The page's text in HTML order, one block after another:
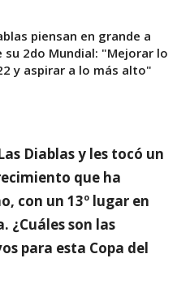
piensan en grande a
su 2do Mundial: "Mejorar lo
y aspirar a lo más alto"
Diablas y les tocó un
que ha
con un 13º lugar en
son las
para esta Copa del